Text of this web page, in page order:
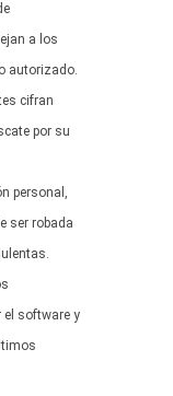
a los
autorizado.
cifran
por su
personal,
ser robada
el software y